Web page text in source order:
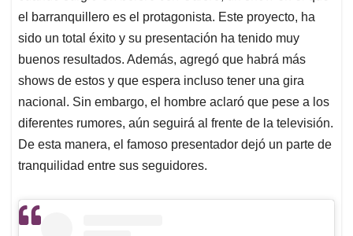
el barranquillero es el protagonista. Este proyecto, ha
sido un total éxito y su presentación ha tenido muy
buenos resultados. Además, agregó que habrá más
shows de estos y que espera incluso tener una gira
nacional. Sin embargo, el hombre aclaró que pese a los
diferentes rumores, aún seguirá al frente de la televisión.
De esta manera, el famoso presentador dejó un parte de
tranquilidad entre sus seguidores.